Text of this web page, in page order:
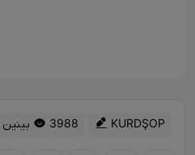
KURDŞOP 3988 بینین